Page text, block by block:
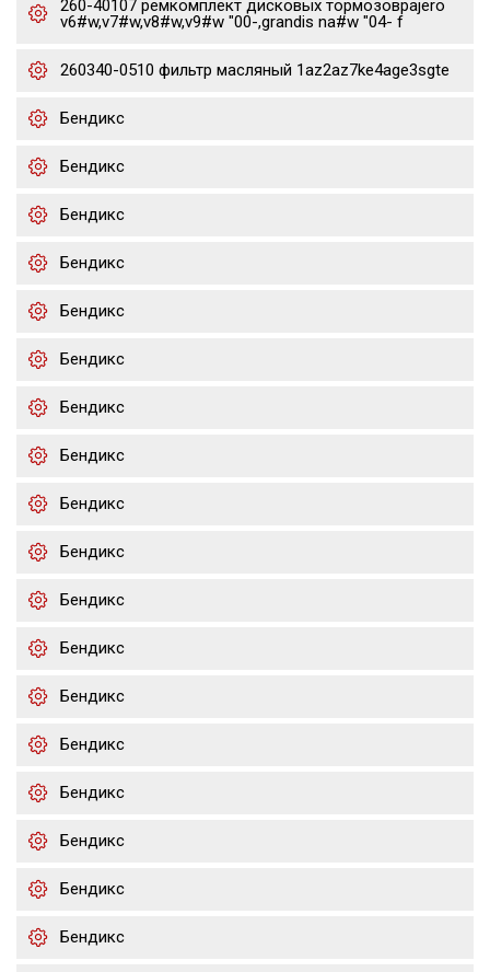
260-40107 ремкомплект дисковых тормозовpajero
v6#w,v7#w,v8#w,v9#w "00-,grandis na#w "04- f
260340-0510 фильтр масляный 1az2az7ke4age3sgte
Бендикс
Бендикс
Бендикс
Бендикс
Бендикс
Бендикс
Бендикс
Бендикс
Бендикс
Бендикс
Бендикс
Бендикс
Бендикс
Бендикс
Бендикс
Бендикс
Бендикс
Бендикс